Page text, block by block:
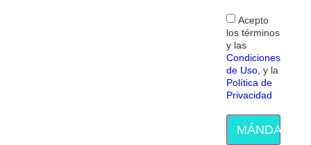
Acepto
los términos
y las
Condiciones
de Uso, y la
Política de
Privacidad
MÁNDAME